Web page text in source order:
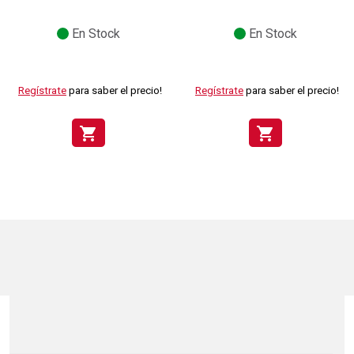
En Stock
Regístrate para saber el precio!
shopping_cart
En Stock
Regístrate para saber el precio!
shopping_cart